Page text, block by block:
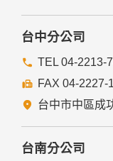
與公務機關或學術
研究而有必要，且
無從識別特定之當事
當您在網站的行為
揭露您的個人資料
者。
本網站委託廠商協
委外廠商或個人善盡
台中分公司
TEL 04-2213-
FAX 04-2227-
台中市中區成
台南分公司